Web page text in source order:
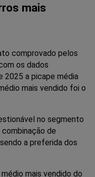
mais
comprovado pelos
os dados
2025 a picape média
no segmento
de
a preferida dos
mais vendido do